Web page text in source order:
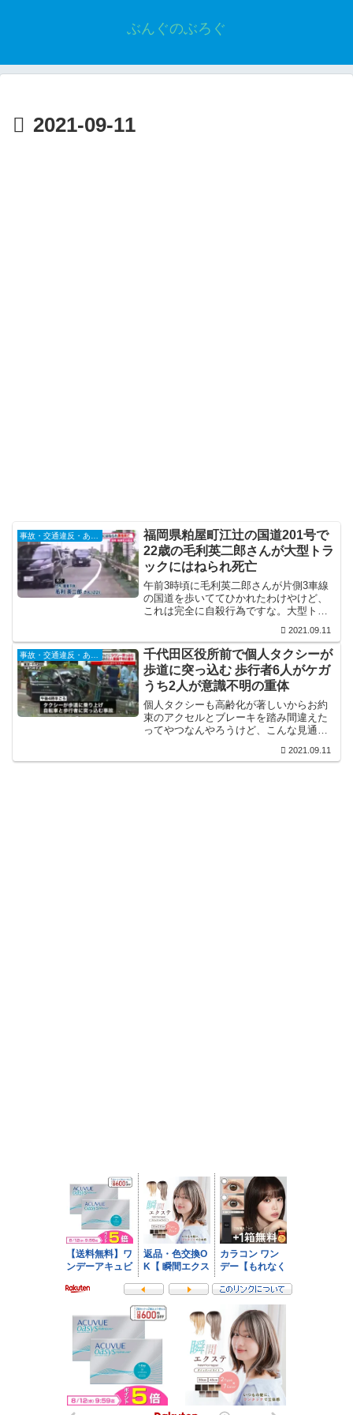
ぶんぐのぶろぐ
2021-09-11
福岡県粕屋町江辻の国道201号で
22歳の毛利英二郎さんが大型トラ
ックにはねられ死亡
午前3時頃に毛利英二郎さんが片側3車線
の国道を歩いててひかれたわけやけど、
これは完全に自殺行為ですな。大型トラ
2021.09.11
千代田区役所前で個人タクシーが
歩道に突っ込む 歩行者6人がケガ
うち2人が意識不明の重体
個人タクシーも高齢化が著しいからお約
束のアクセルとブレーキを踏み間違えた
ってやつなんやろうけど、こんな見通し
ゃ運転するべきやないな。Twitter上には
2021.09.11